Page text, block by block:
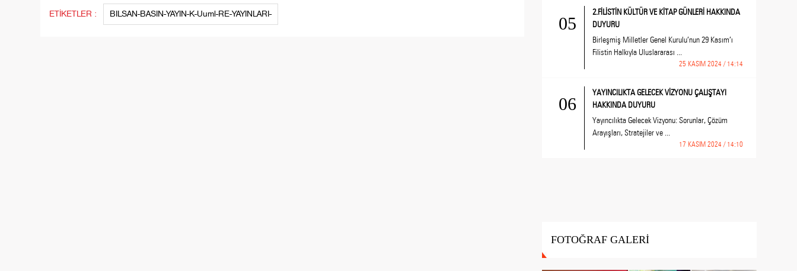
ETİKETLER : BILSAN-BASIN-YAYIN-K-Uuml-RE-YAYINLARI- 05
2.FİLİSTİN KÜLTÜR VE KİTAP GÜNLERİ HAKKINDA
DUYURU
Birleşmiş Milletler Genel Kurulu’nun 29 Kasım’ı
Filistin Halkıyla Uluslararası ...
25 KASIM 2024 / 14:14
06
YAYINCILIKTA GELECEK VİZYONU ÇALIŞTAYI
HAKKINDA DUYURU
Yayıncılıkta Gelecek Vizyonu: Sorunlar, Çözüm
Arayışları, Stratejiler ve ...
17 KASIM 2024 / 14:10
FOTOĞRAF GALERİ